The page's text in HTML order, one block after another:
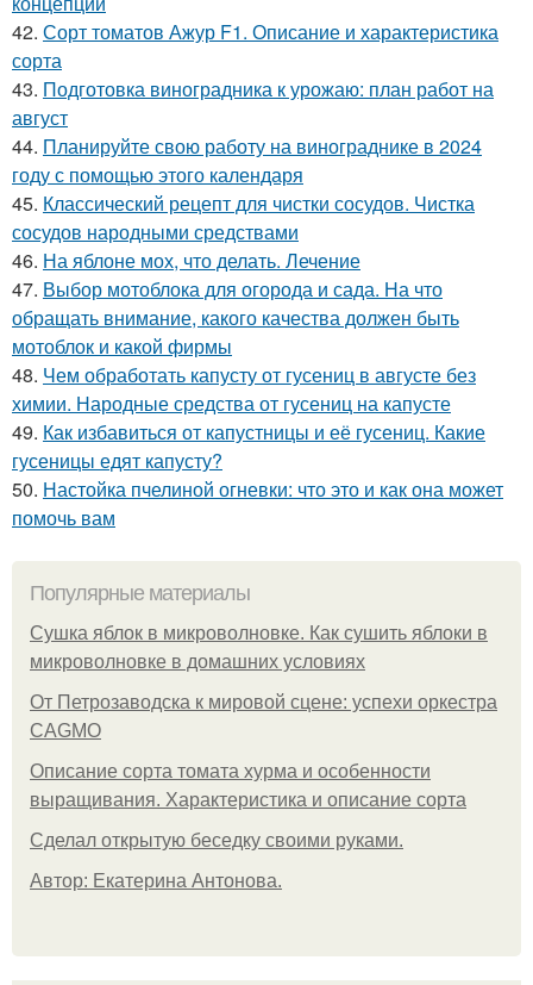
42. Сорт томатов Ажур F1. Описание и характеристика
сорта
43. Подготовка виноградника к урожаю: план работ на
август
44. Планируйте свою работу на винограднике в 2024
году с помощью этого календаря
45. Классический рецепт для чистки сосудов. Чистка
сосудов народными средствами
46. На яблоне мох, что делать. Лечение
47. Выбор мотоблока для огорода и сада. На что
обращать внимание, какого качества должен быть
мотоблок и какой фирмы
48. Чем обработать капусту от гусениц в августе без
химии. Народные средства от гусениц на капусте
49. Как избавиться от капустницы и её гусениц. Какие
гусеницы едят капусту?
50. Настойка пчелиной огневки: что это и как она может
помочь вам
Популярные материалы
Сушка яблок в микроволновке. Как сушить яблоки в
микроволновке в домашних условиях
От Петрозаводска к мировой сцене: успехи оркестра
CAGMO
Описание сорта томата хурма и особенности
выращивания. Характеристика и описание сорта
Сделал открытую беседку своими руками.
Автор: Екатерина Антонова.